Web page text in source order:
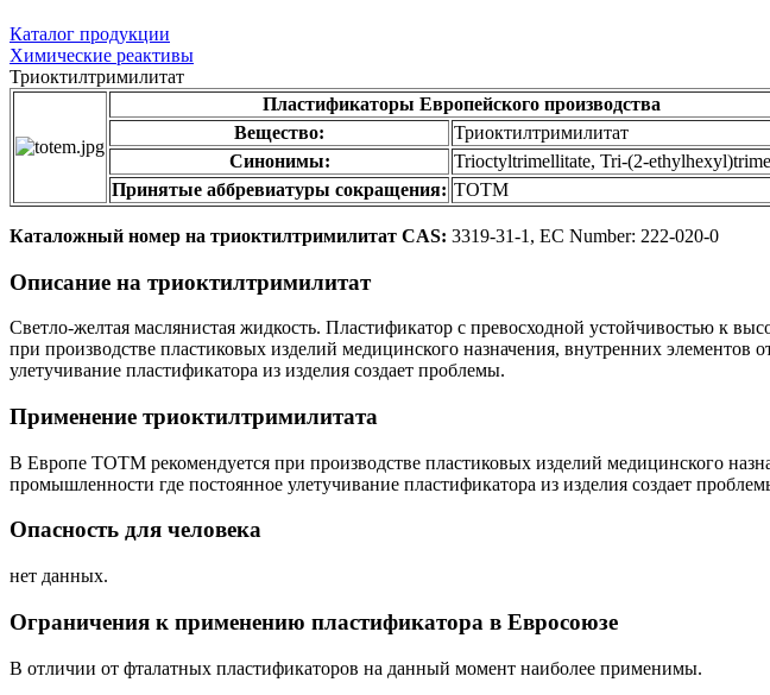
Каталог продукции
Химические реактивы
Триоктилтримилитат
Пластификаторы Европейского производства
Вещество:
Триоктилтримилитат
Синонимы:
Trioctyltrimellitate, Tri-(2-
Принятые аббревиатуры сокращения: ТОТМ
Каталожный номер на триоктилтримилитат CAS: 3319-31-1, EC Number: 222-020-0
Описаниe на триоктилтримилитат
Светло-желтая маслянистая жидкость. Пластификатор с превосходной устойчивостью к
при производстве пластиковых изделий медицинского назначения, внутренних
улетучивание пластификатора из изделия создает проблемы.
Применение триоктилтримилитата
В Европе ТОТМ рекомендуется при производстве пластиковых изделий медицинского
промышленности где постоянное улетучивание пластификатора из изделия создает
Опасность для человека
нет данных.
Ограничения к применению пластификатора в Евросоюзе
В отличии от фталатных пластификаторов на данный момент наиболее применимы.